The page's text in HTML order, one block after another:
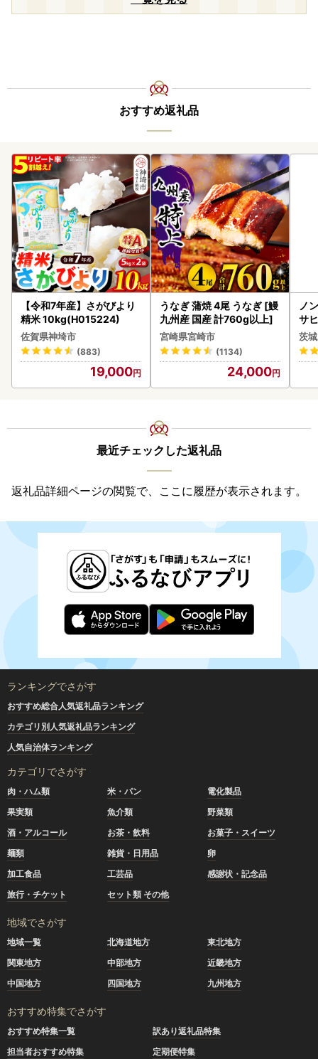
おすすめ返礼品
【令和7年産】さがびより
精米 10kg(H015224)
佐賀県神埼市
(883)
19,000
うなぎ 蒲焼 4尾 うなぎ [鰻
九州産 国産 計760g以上]
宮崎県宮崎市
(1134)
24,000
ノ
サ
本
守
茨
最近チェックした返礼品
返礼品詳細ページの閲覧で、ここに履歴が表示されます。
ランキングでさがす
おすすめ総合人気返礼品ランキング
カテゴリ別人気返礼品ランキング
人気自治体ランキング
カテゴリでさがす
肉・ハム類 米・パン
電化製品
果実類
魚介類
野菜類
酒・アルコール
お茶・飲料
お菓子・スイーツ
麺類
雑貨・日用品
卵
加工食品
工芸品
感謝状・記念品
旅行・チケット
セット類 その他
地域でさがす
地域一覧 北海道地方
東北地方
関東地方
中部地方
近畿地方
中国地方
四国地方 九州地方
おすすめ特集でさがす
おすすめ特集一覧
訳あり返礼品特集
担当者おすすめ特集
定期便特集